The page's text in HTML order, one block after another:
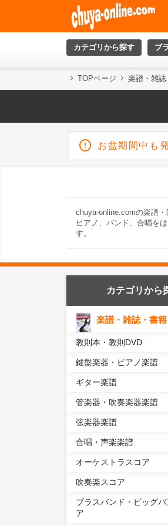
カテゴリから探す ブ
TOPページ 楽譜・雑誌
お盆期間中も
chuya-online.comの楽譜・
ピアノ、バンド、合唱を
す。
カテゴリから
楽譜・雑誌・書籍
教則本・教則DVD
鍵盤楽器・ピアノ楽譜
ギター楽譜
管楽器・吹奏楽器楽譜
弦楽器楽譜
合唱・声楽楽譜
オーケストラスコア
吹奏楽スコア
ブラスバンド・ビッグバ
ア